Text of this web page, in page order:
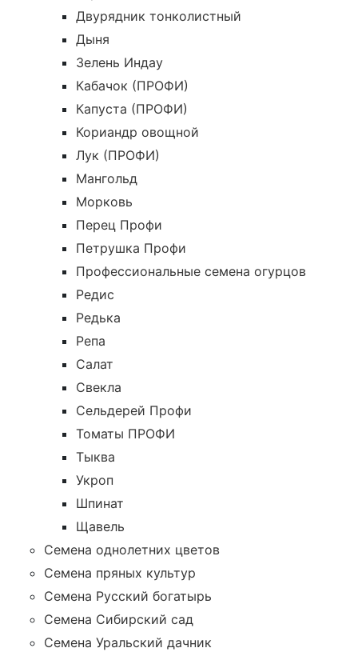
Двурядник тонколистный
Дыня
Зелень Индау
Кабачок (ПРОФИ)
Капуста (ПРОФИ)
Кориандр овощной
Лук (ПРОФИ)
Мангольд
Морковь
Перец Профи
Петрушка Профи
Профессиональные семена огурцов
Редис
Редька
Репа
Салат
Свекла
Сельдерей Профи
Томаты ПРОФИ
Тыква
Укроп
Шпинат
Щавель
Семена однолетних цветов
Семена пряных культур
Семена Русский богатырь
Семена Сибирский сад
Семена Уральский дачник